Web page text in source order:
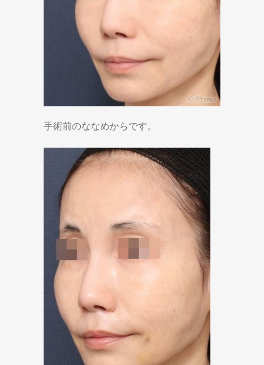
手術前のななめからです。